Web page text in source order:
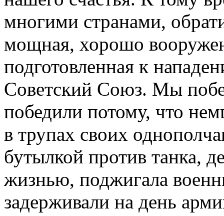
многими странами,
мощная, хорошо
подготовленная к
Советский Союз. Мы
победили потому, что
в трупах своих
бутылкой против танка,
жизнью, поджигала
задерживали на день